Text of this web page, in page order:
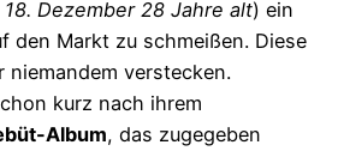
Dezember 28 Jahre alt) ein
den Markt zu schmeißen. Diese
niemandem verstecken.
kurz nach ihrem
Album, das zugegeben